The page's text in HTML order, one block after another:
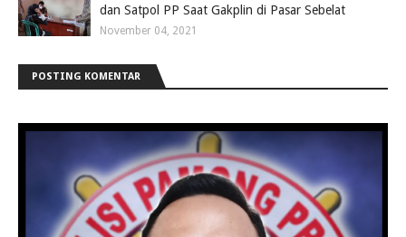
dan Satpol PP Saat Gakplin di Pasar Sebelat
November 04, 2021
POSTING KOMENTAR